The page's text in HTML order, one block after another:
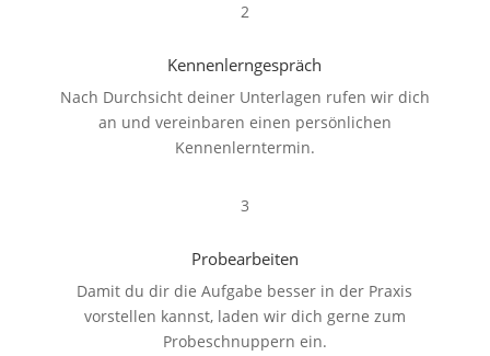
2
Kennenlerngespräch
Nach Durchsicht deiner Unterlagen rufen wir dich
an und vereinbaren einen persönlichen
Kennenlerntermin.
3
Probearbeiten
Damit du dir die Aufgabe besser in der Praxis
vorstellen kannst, laden wir dich gerne zum
Probeschnuppern ein.